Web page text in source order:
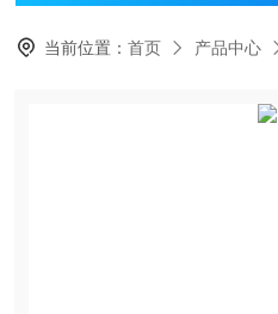
当前位置：首页 产品中心